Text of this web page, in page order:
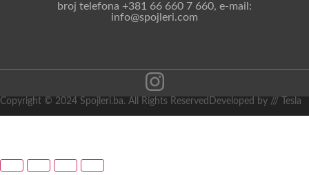
broj telefona +381 66 660 7 660, e-mail:
info@spojleri.com
Copyright © 2024 Spojleri.ba. All Rights Reserved Developed by /// Tesla